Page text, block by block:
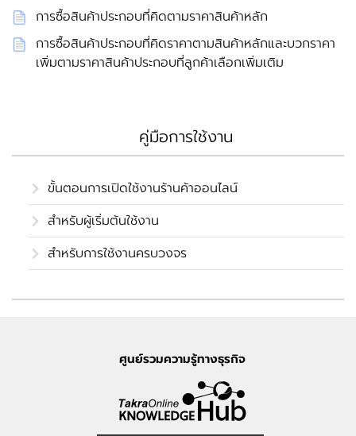
การซื้อสินค้าประกอบที่คิดตามราคาสินค้าหลัก
การซื้อสินค้าประกอบที่คิดราคาตามสินค้าหลักและบวกราคา
เพิ่มตามราคาสินค้าประกอบที่ลูกค้าเลือกเพิ่มเติม
คู่มือการใช้งาน
ขั้นตอนการเปิดใช้งานร้านค้าออนไลน์
สำหรับผู้เริ่มต้นใช้งาน
สำหรับการใช้งานครบวงจร
ศูนย์รวมความรู้ทางธุรกิจ